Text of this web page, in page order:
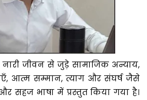
जीवन से जुड़े सामाजिक अन्याय,
आत्म सम्मान, त्याग और संघर्ष जैसे
सहज भाषा में प्रस्तुत किया गया है।